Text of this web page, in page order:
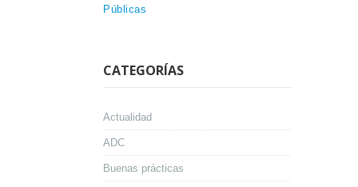
Públicas
CATEGORÍAS
Actualidad
ADC
Buenas prácticas